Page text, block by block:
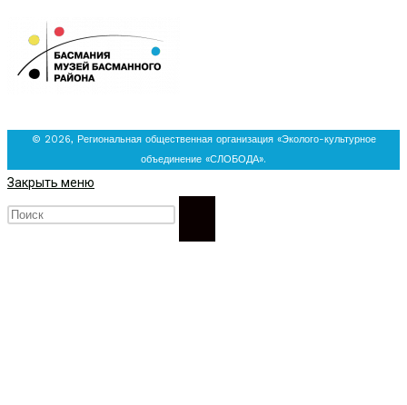
© 2026, Региональная общественная организация «Эколого-культурное
объединение «СЛОБОДА».
Закрыть меню